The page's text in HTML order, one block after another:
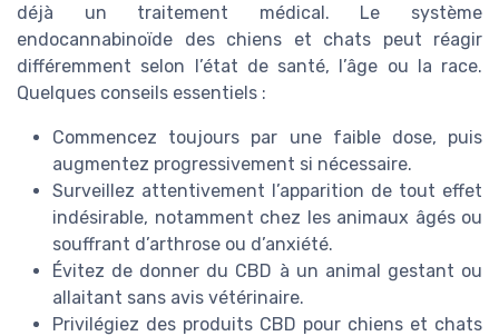
déjà un traitement médical. Le système
endocannabinoïde des chiens et chats peut réagir
différemment selon l’état de santé, l’âge ou la race.
Quelques conseils essentiels :
Commencez toujours par une faible dose, puis
augmentez progressivement si nécessaire.
Surveillez attentivement l’apparition de tout effet
indésirable, notamment chez les animaux âgés ou
souffrant d’arthrose ou d’anxiété.
Évitez de donner du CBD à un animal gestant ou
allaitant sans avis vétérinaire.
Privilégiez des produits CBD pour chiens et chats